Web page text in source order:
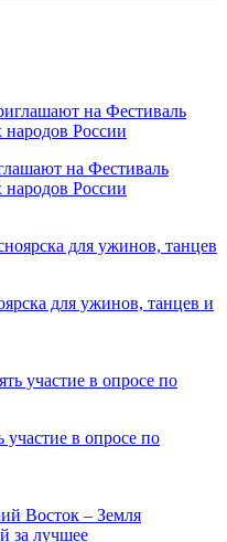
на Фестиваль
России
для ужинов, танцев и
в опросе по